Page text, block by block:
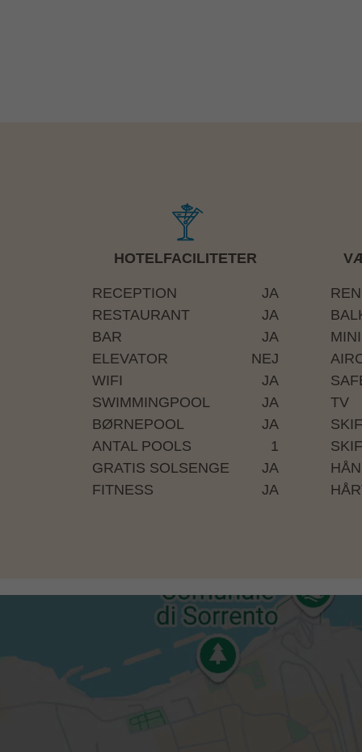
HOTELFACILITETER
RECEPTION
JA
RESTAURANT
JA
BAR
JA
ELEVATOR
NEJ
WIFI
JA
SWIMMINGPOOL
JA
BØRNEPOOL
JA
ANTAL POOLS
1
GRATIS SOLSENGE
JA
FITNESS
JA
TV